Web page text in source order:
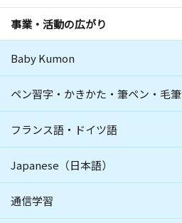
事業・活動の広がり
Baby Kumon
ペン習字・かきかた・筆ペン・毛筆
フランス語・ドイツ語
Japanese（日本語）
通信学習